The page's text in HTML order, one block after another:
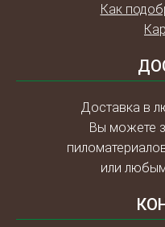
Как
Доставка в
Вы можете
или